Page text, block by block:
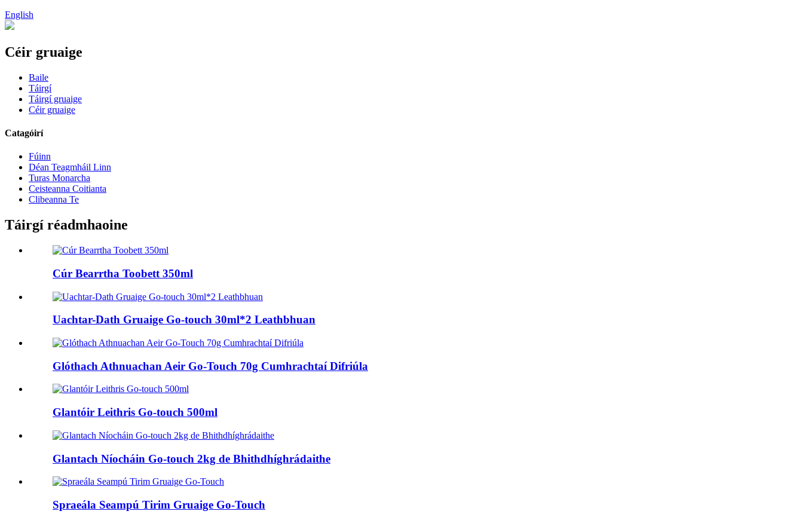
English
Céir gruaige
Baile
Táirgí
Táirgí gruaige
Céir gruaige
Catagóirí
Fúinn
Déan Teagmháil Linn
Turas Monarcha
Ceisteanna Coitianta
Clibeanna Te
Táirgí réadmhaoine
Cúr Bearrtha Toobett 350ml
Uachtar-Dath Gruaige Go-touch 30ml*2 Leathbhuan
Glóthach Athnuachan Aeir Go-Touch 70g Cumhrachtaí Difriúla
Glantóir Leithris Go-touch 500ml
Glantach Níocháin Go-touch 2kg de Bhithdhíghrádaithe
Spraeála Seampú Tirim Gruaige Go-Touch